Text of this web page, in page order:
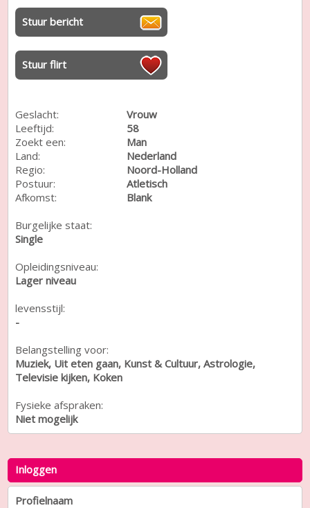
Stuur bericht
Stuur flirt
Geslacht:
Vrouw
Leeftijd:
58
Zoekt een:
Man
Land:
Nederland
Regio:
Noord-Holland
Postuur:
Atletisch
Afkomst:
Blank
Burgelijke staat:
Single
Opleidingsniveau:
Lager niveau
levensstijl:
-
Belangstelling voor:
Muziek, Uit eten gaan, Kunst & Cultuur, Astrologie,
Televisie kijken, Koken
Fysieke afspraken:
Niet mogelijk
Inloggen
Profielnaam